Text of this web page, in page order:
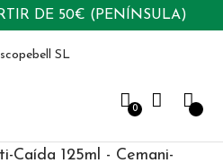
DE 50€ (PENÍNSULA)
0